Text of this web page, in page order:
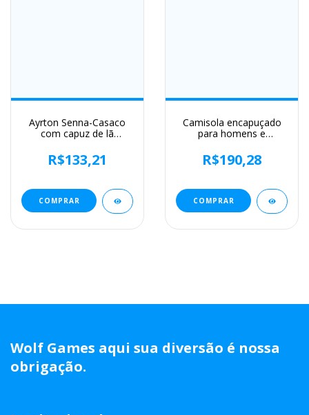
Ayrton Senna-Casaco
com capuz de lã
moletom de algodão
luxuoso, marca quente
R$133,21
COMPRAR
Camisola encapuçado
para homens e
encapuçado com bolso
do cordão, estilo do hip
R$190,28
COMPRAR
Wolf Games aqui sua diversão é nossa
obrigação.